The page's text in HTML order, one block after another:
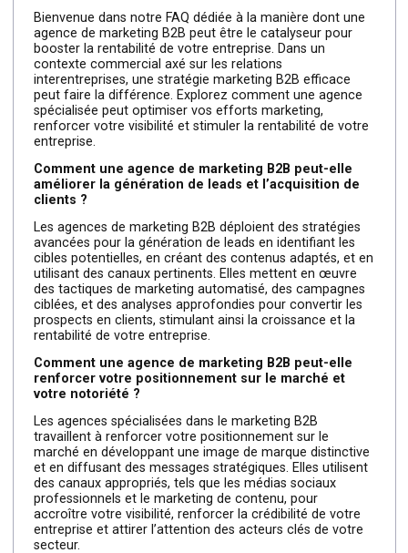
Autres choses à savoir sur
comment booster votre
rentabilité avec une agence
de marketing B2B
Bienvenue dans notre FAQ dédiée à la manière dont une
agence de marketing B2B peut être le catalyseur pour
booster la rentabilité de votre entreprise. Dans un
contexte commercial axé sur les relations
interentreprises, une stratégie marketing B2B efficace
peut faire la différence. Explorez comment une agence
spécialisée peut optimiser vos efforts marketing,
entreprise.
Comment une agence de marketing B2B peut-elle
améliorer la génération de leads et l’acquisition de
clients ?
Les agences de marketing B2B déploient des stratégies
avancées pour la génération de leads en identifiant les
cibles potentielles, en créant des contenus adaptés, et
utilisant des canaux pertinents. Elles mettent en œuvre
des tactiques de marketing automatisé, des campagnes